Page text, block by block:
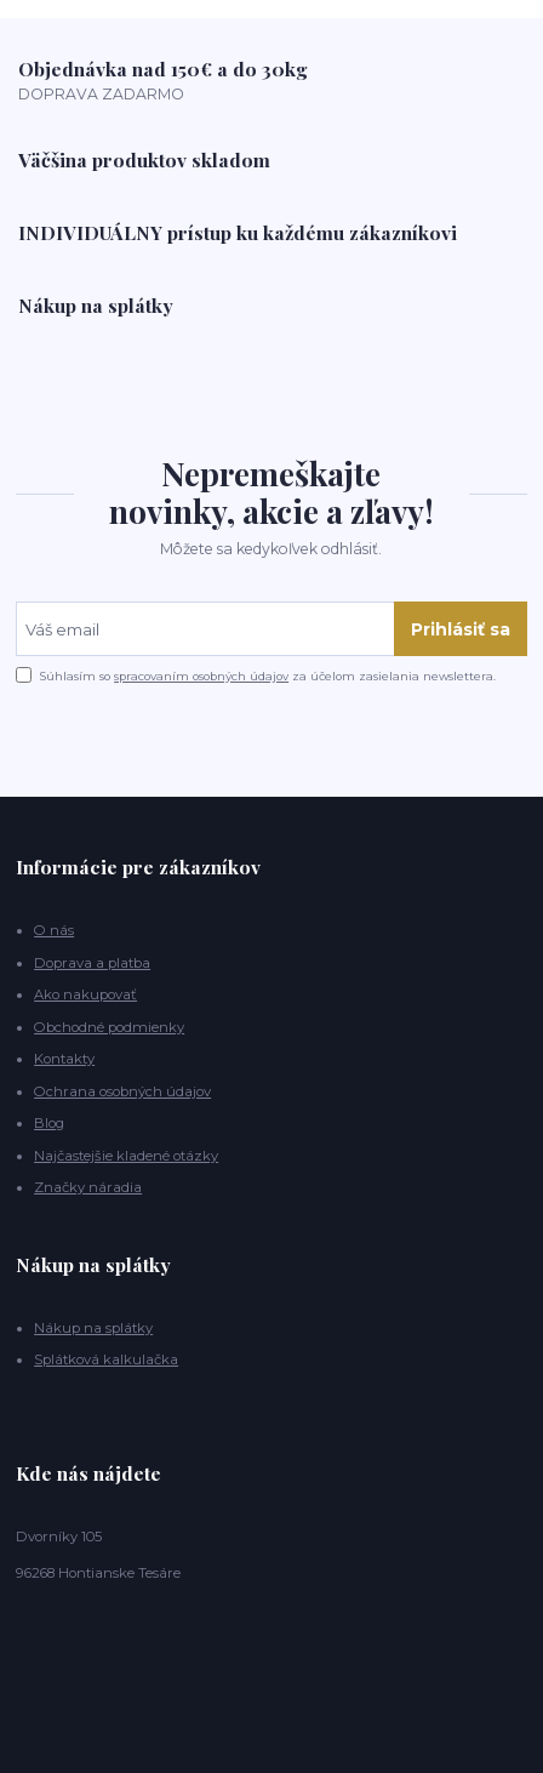
Objednávka nad 150€ a do 30kg
DOPRAVA ZADARMO
Väčšina produktov skladom
INDIVIDUÁLNY prístup ku každému zákazníkovi
Nákup na splátky
Nepremeškajte
novinky, akcie a zľavy!
Môžete sa kedykoľvek odhlásiť.
Prihlásiť sa
Súhlasím sospracovaním osobných údajov za účelom zasielania newslettera.
Informácie pre zákazníkov
O nás
Doprava a platba
Ako nakupovať
Obchodné podmienky
Kontakty
Ochrana osobných údajov
Blog
Najčastejšie kladené otázky
Značky náradia
Nákup na splátky
Nákup na splátky
Splátková kalkulačka
Kde nás nájdete
Dvorníky 105
96268 Hontianske Tesáre